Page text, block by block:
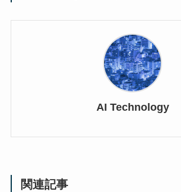
AI Technology
関連記事